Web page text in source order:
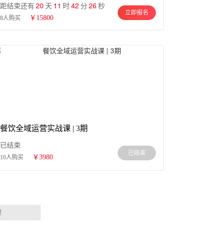
距结束还有 20 天 11 时 42 分 25 秒
8人购买 ￥15800
立即报名
餐饮全域运营实战课 | 3期
已结束
10人购买 ￥3980
已结束